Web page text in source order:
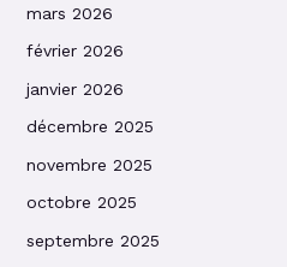
mars 2026
février 2026
janvier 2026
décembre 2025
novembre 2025
octobre 2025
septembre 2025